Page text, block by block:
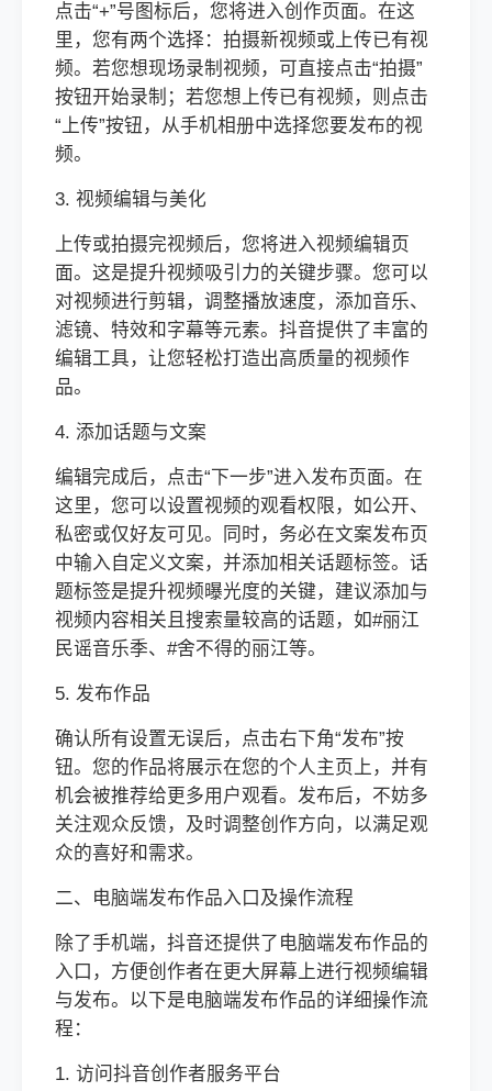
点击“+”号图标后，您将进入创作页面。在这
里，您有两个选择：拍摄新视频或上传已有视
频。若您想现场录制视频，可直接点击“拍摄”
按钮开始录制；若您想上传已有视频，则点击
“上传”按钮，从手机相册中选择您要发布的视
频。
3. 视频编辑与美化
上传或拍摄完视频后，您将进入视频编辑页
面。这是提升视频吸引力的关键步骤。您可以
对视频进行剪辑，调整播放速度，添加音乐、
滤镜、特效和字幕等元素。抖音提供了丰富的
编辑工具，让您轻松打造出高质量的视频作
品。
4. 添加话题与文案
编辑完成后，点击“下一步”进入发布页面。在
这里，您可以设置视频的观看权限，如公开、
私密或仅好友可见。同时，务必在文案发布页
中输入自定义文案，并添加相关话题标签。话
题标签是提升视频曝光度的关键，建议添加与
视频内容相关且搜索量较高的话题，如#丽江
民谣音乐季、#舍不得的丽江等。
5. 发布作品
确认所有设置无误后，点击右下角“发布”按
钮。您的作品将展示在您的个人主页上，并有
机会被推荐给更多用户观看。发布后，不妨多
关注观众反馈，及时调整创作方向，以满足观
众的喜好和需求。
二、电脑端发布作品入口及操作流程
除了手机端，抖音还提供了电脑端发布作品的
入口，方便创作者在更大屏幕上进行视频编辑
与发布。以下是电脑端发布作品的详细操作流
程：
1. 访问抖音创作者服务平台